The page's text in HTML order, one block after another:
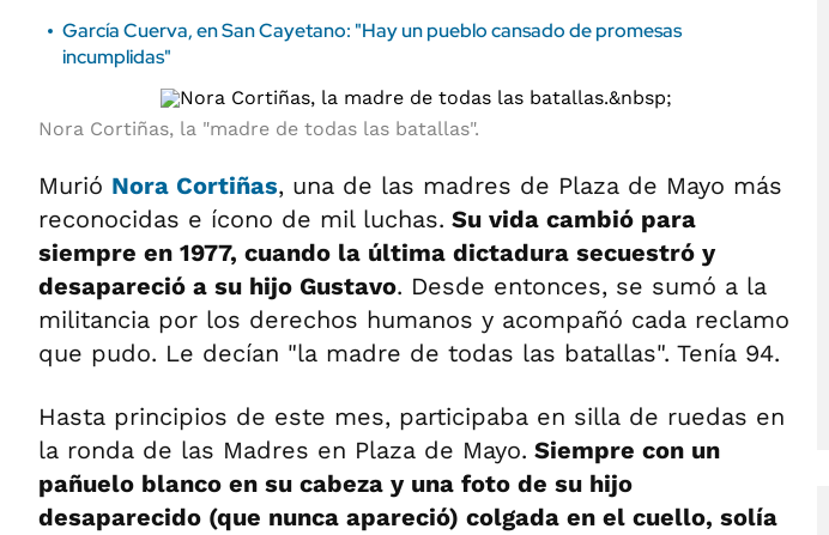
García Cuerva, en San Cayetano: "Hay un pueblo cansado de promesas
incumplidas"
Nora Cortiñas, la "madre de todas las batallas".
Murió Nora Cortiñas, una de las madres de Plaza de Mayo más
reconocidas e ícono de mil luchas. Su vida cambió para
siempre en 1977, cuando la última dictadura secuestró y
desapareció a su hijo Gustavo. Desde entonces, se sumó a la
militancia por los derechos humanos y acompañó cada reclamo
que pudo. Le decían "la madre de todas las batallas". Tenía 94.
Hasta principios de este mes, participaba en silla de ruedas en
la ronda de las Madres en Plaza de Mayo. Siempre con un
pañuelo blanco en su cabeza y una foto de su hijo
desaparecido (que nunca apareció) colgada en el cuello, solía